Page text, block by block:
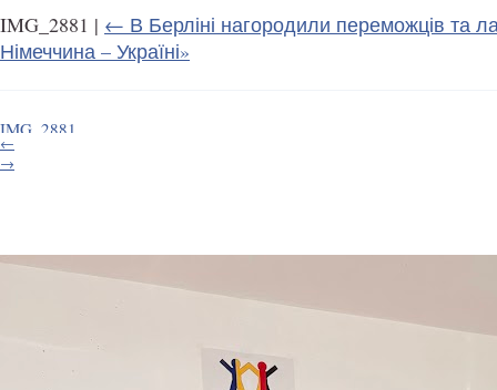
IMG_2881 | ← В Берліні нагородили переможців та
Німеччина – Україні»
IMG_2881
27 Серпня 2025 12:23
←
→